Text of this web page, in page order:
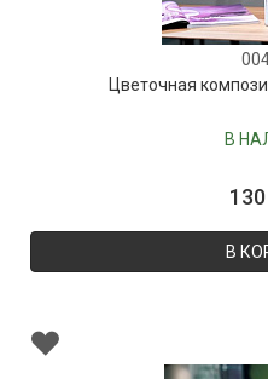
Цветочная
В
В